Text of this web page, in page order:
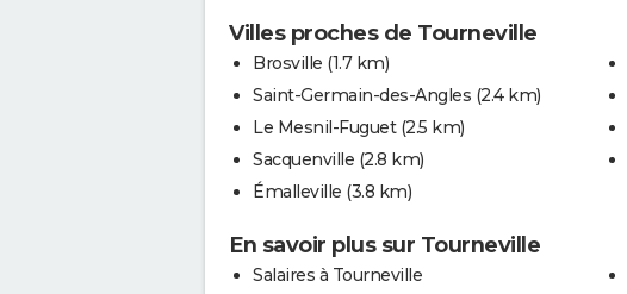
Villes proches de Tourneville
Brosville (1.7 km)
Saint-Germain-des-Angles (2.4 km)
Le Mesnil-Fuguet (2.5 km)
Sacquenville (2.8 km)
Émalleville (3.8 km)
En savoir plus sur Tourneville
Salaires à Tourneville